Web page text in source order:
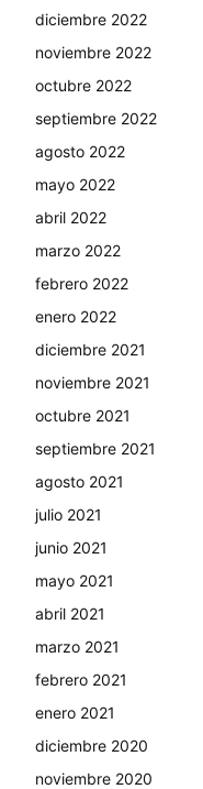
diciembre 2022
noviembre 2022
octubre 2022
septiembre 2022
agosto 2022
mayo 2022
abril 2022
marzo 2022
febrero 2022
enero 2022
diciembre 2021
noviembre 2021
octubre 2021
septiembre 2021
agosto 2021
julio 2021
junio 2021
mayo 2021
abril 2021
marzo 2021
febrero 2021
enero 2021
diciembre 2020
noviembre 2020